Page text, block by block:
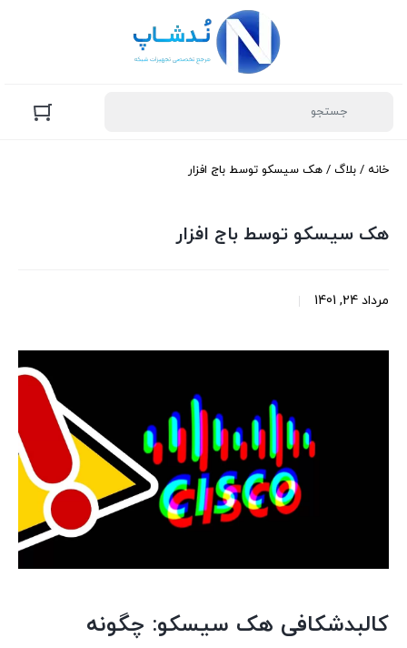
خانه / بلاگ / هک سیسکو توسط باج افزار
هک سیسکو توسط باج افزار
مرداد 24, 1401
کالبدشکافی هک سیسکو: چگونه